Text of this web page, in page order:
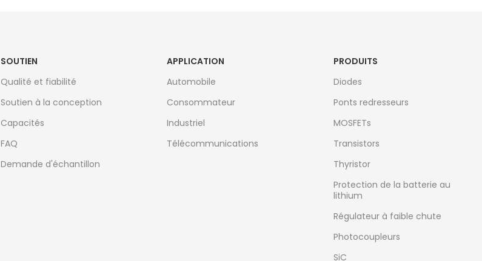
SOUTIEN
Qualité et fiabilité
Soutien à la conception
Capacités
FAQ
Demande d'échantillon
APPLICATION
Automobile
Consommateur
Industriel
Télécommunications
PRODUITS
Diodes
Ponts redresseurs
MOSFETs
Transistors
Thyristor
Protection de la batterie au
lithium
Régulateur à faible chute
Photocoupleurs
SiC